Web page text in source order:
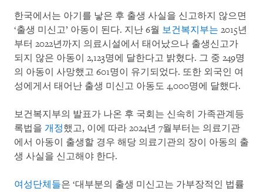
한국에서는 아기를 낳은 후 출생 사실을 신고하지 않으면
‘출생 미신고’ 아동이 된다. 지난 6월 보건복지부는 2015년
부터 2022년까지 의료시설에서 태어났으나 출생신고가
되지 않은 아동이 2,123명에 달한다고 밝혔다. 그 중 249명
의 아동이 사망했고 601명이 유기되었다. 또한 외국인 여
성에게서 태어난 출생 미신고 아동도 4,000명에 달했다.
보건복지부의 발표가 나온 후 국회는 신속히 가족관계등
록법을 개정했고, 이에 따라 2024년 7월부터는 의료기관
에서 아동이 출생할 경우 해당 의료기관의 장이 아동의 출
생 사실을 신고해야 한다.
여성단체들은 ‘대부분의 출생 미신고는 가부장적인 법률